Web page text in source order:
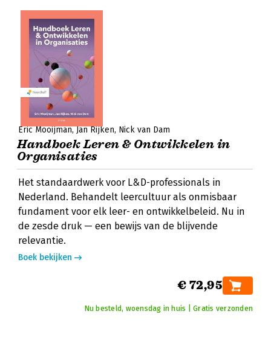
Eric Mooijman Jan Rijken Nick van Dam
Handboek Leren & Ontwikkelen in
Organisaties
Het standaardwerk voor L&D-professionals in
Nederland. Behandelt leercultuur als onmisbaar
fundament voor elk leer- en ontwikkelbeleid. Nu in
de zesde druk — een bewijs van de blijvende
relevantie.
Boek bekijken
€ 72,95
Nu besteld, woensdag in huis | Gratis verzonden